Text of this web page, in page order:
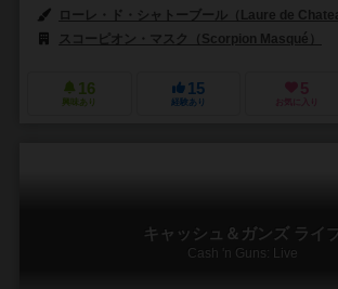
ローレ・ド・シャトーブール（Laure de
スコーピオン・マスク（Scorpion Masqué）
16
興味あり
15
経験あり
5
お気に入り
キャッシュ＆ガンズ ライ
Cash 'n Guns: Live